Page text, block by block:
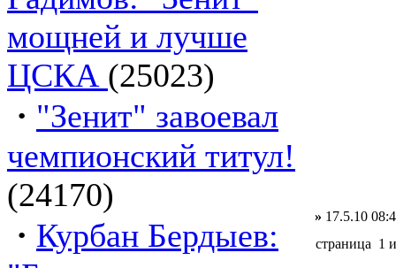
мощней и лучше
ЦСКА (25023)
· "Зенит" завоевал
чемпионский титул!
(24170)
· Курбан Бердыев:
» 17.5.10
страница 1